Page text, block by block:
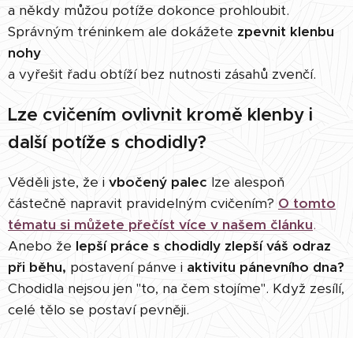
a někdy můžou potíže dokonce prohloubit.
Správným tréninkem ale dokážete zpevnit klenbu
nohy
a vyřešit řadu obtíží bez nutnosti zásahů zvenčí.
Lze cvičením ovlivnit kromě klenby i
další potíže s chodidly?
Věděli jste, že i vbočený palec lze alespoň
částečně napravit pravidelným cvičením? O tomto
tématu si můžete přečíst více v našem článku.
Anebo že lepší práce s chodidly zlepší váš odraz
při běhu, postavení pánve i aktivitu pánevního dna?
Chodidla nejsou jen "to, na čem stojíme". Když zesílí,
celé tělo se postaví pevněji.